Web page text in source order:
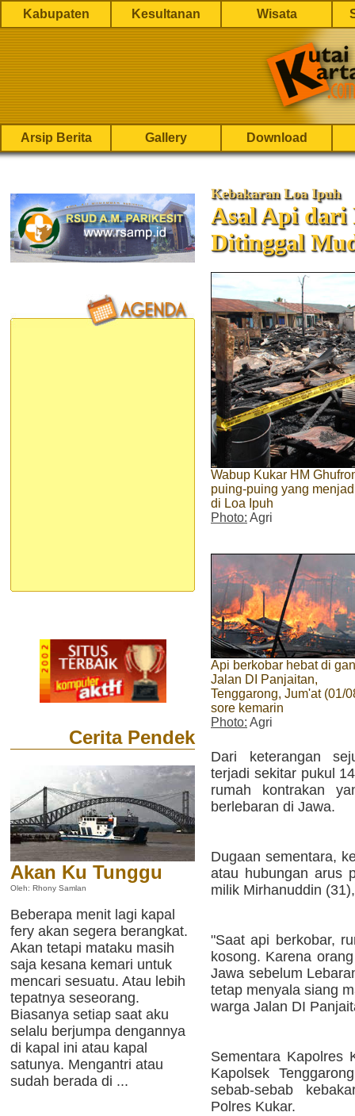
Kabupaten Kesultanan Wisata
Arsip Berita Gallery Download
Cerita Pendek
Akan Ku Tunggu
Oleh: Rhony Samlan
Beberapa menit lagi kapal
fery akan segera berangkat.
Akan tetapi mataku masih
saja kesana kemari untuk
mencari sesuatu. Atau lebih
tepatnya seseorang.
Biasanya setiap saat aku
selalu berjumpa dengannya
di kapal ini atau kapal
satunya. Mengantri atau
sudah berada di ...
Kebakaran Loa Ipuh
Asal Api dari
Ditinggal
Wabup Kukar HM
puing-puing yang
di Loa Ipuh
Photo: Agri
Api berkobar hebat di
Jalan DI Panjaitan,
Tenggarong, Jum'at (01/
sore kemarin
Photo: Agri
Dari keterangan
terjadi sekitar pukul
rumah kontrakan
berlebaran di Jawa.
Dugaan sementara,
atau hubungan arus
milik Mirhanuddin
"Saat api berkobar,
kosong. Karena
Jawa sebelum
tetap menyala siang
warga Jalan DI
Sementara Kapolres
Kapolsek
sebab-sebab
Polres Kukar.